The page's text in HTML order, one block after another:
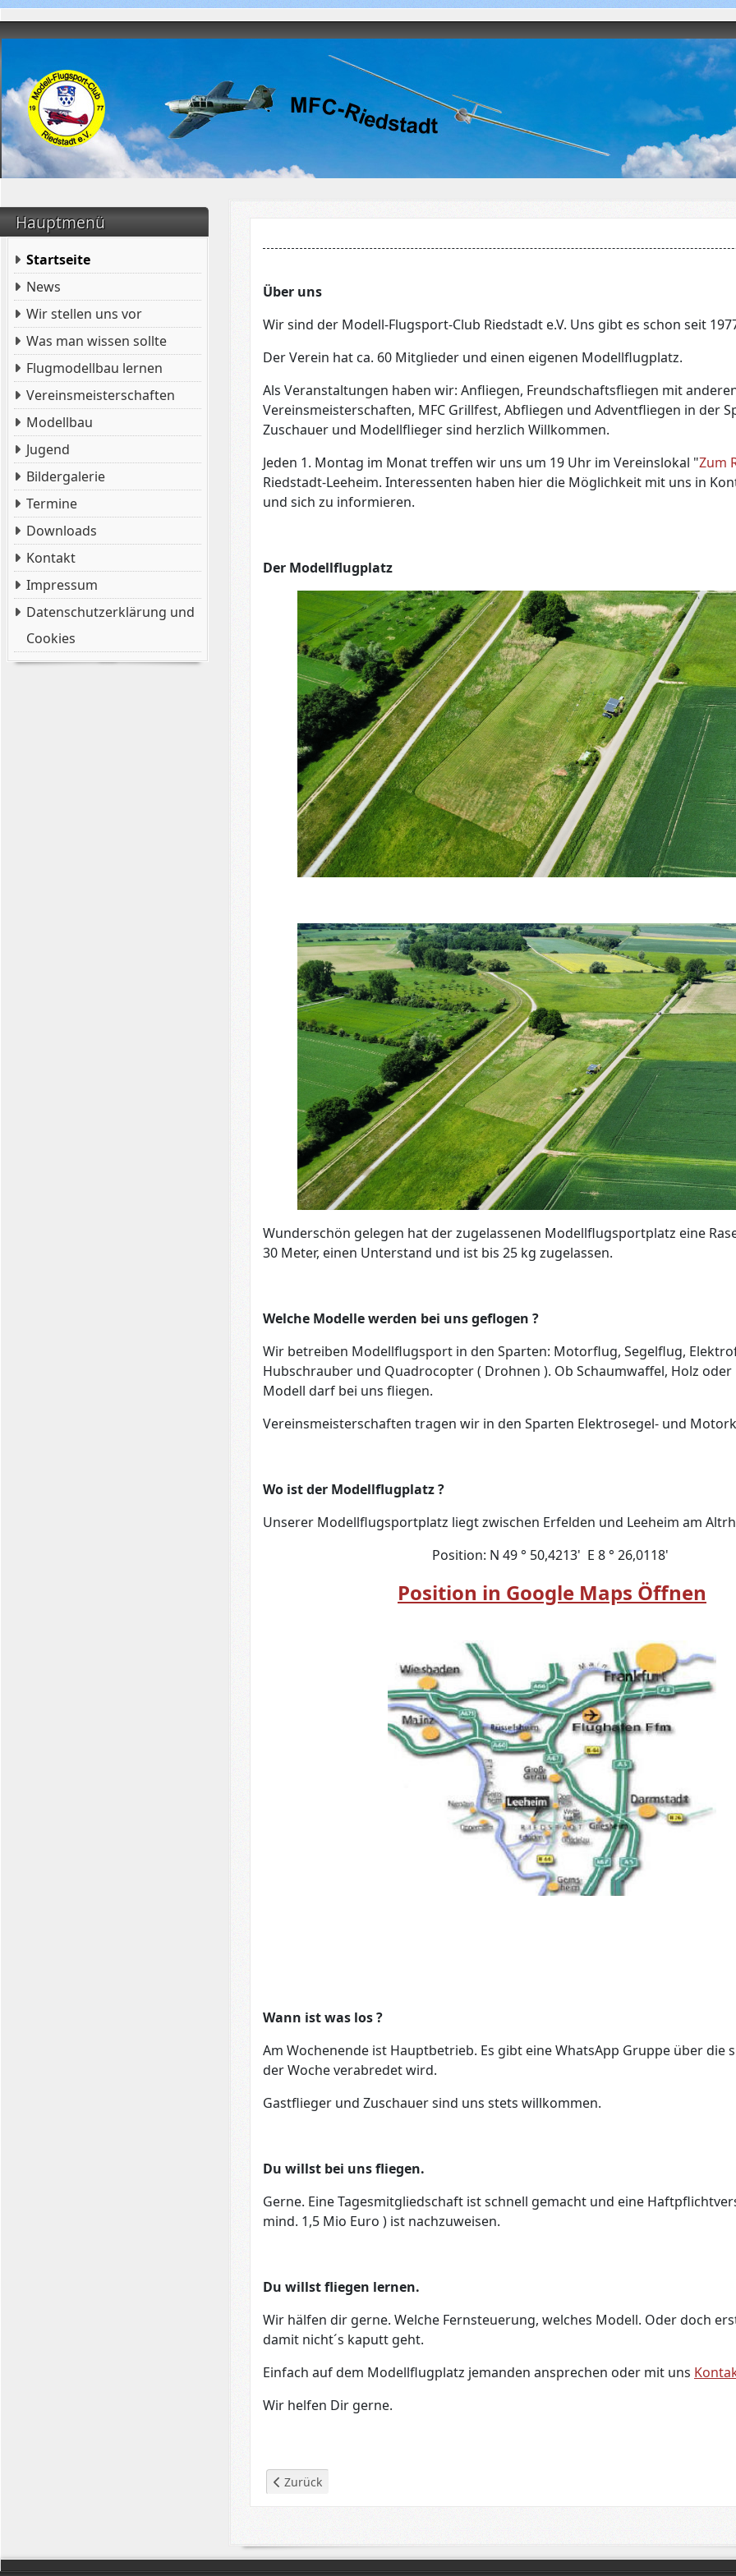
Hauptmenü
Startseite
News
Wir stellen uns vor
Was man wissen sollte
Flugmodellbau lernen
Vereinsmeisterschaften
Modellbau
Jugend
Bildergalerie
Termine
Downloads
Kontakt
Impressum
Datenschutzerklärung und
Cookies
Über uns
Wir sind der Modell-Flugsport-Club Riedstadt e.V. Uns gibt es schon seit
Der Verein hat ca. 60 Mitglieder und einen eigenen Modellflugplatz.
Als Veranstaltungen haben wir: Anfliegen, Freundschaftsfliegen mit
Vereinsmeisterschaften, MFC Grillfest, Abfliegen und Adventfliegen in der
Zuschauer und Modellflieger sind herzlich Willkommen.
Jeden 1. Montag im Monat treffen wir uns um 19 Uhr im Vereinslokal "Zum
Riedstadt-Leeheim. Interessenten haben hier die Möglichkeit mit uns in
und sich zu informieren.
Der Modellflugplatz
Wunderschön gelegen hat der zugelassenen Modellflugsportplatz eine
30 Meter, einen Unterstand und ist bis 25 kg zugelassen.
Welche Modelle werden bei uns geflogen ?
Wir betreiben Modellflugsport in den Sparten: Motorflug, Segelflug,
Hubschrauber und Quadrocopter ( Drohnen ). Ob Schaumwaffel, Holz
Modell darf bei uns fliegen.
Vereinsmeisterschaften tragen wir in den Sparten Elektrosegel- und
Wo ist der Modellflugplatz ?
Unserer Modellflugsportplatz liegt zwischen Erfelden und Leeheim am
Position: N 49 ° 50,4213' E 8 ° 26,0118'
Position in Google Maps Öffnen
Wann ist was los ?
Am Wochenende ist Hauptbetrieb. Es gibt eine WhatsApp Gruppe über die
der Woche verabredet wird.
Gastflieger und Zuschauer sind uns stets willkommen.
Du willst bei uns fliegen.
Gerne. Eine Tagesmitgliedschaft ist schnell gemacht und eine
mind. 1,5 Mio Euro ) ist nachzuweisen.
Du willst fliegen lernen.
Wir hälfen dir gerne. Welche Fernsteuerung, welches Modell. Oder doch
damit nicht´s kaputt geht.
Einfach auf dem Modellflugplatz jemanden ansprechen oder mit uns
Wir helfen Dir gerne.
Vorheriger Beitrag: Wir stellen uns vor
Zurück